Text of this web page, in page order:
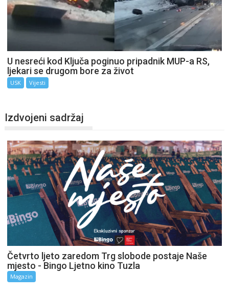
U nesreći kod Ključa poginuo pripadnik MUP-a RS,
ljekari se drugom bore za život
USK Vijesti
Izdvojeni sadržaj
Četvrto ljeto zaredom Trg slobode postaje Naše
mjesto - Bingo Ljetno kino Tuzla
Magazin